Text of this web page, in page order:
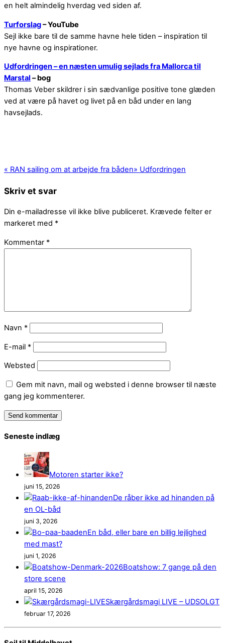
en helt almindelig hverdag ved siden af.
Turforslag– YouTube
Sejl ikke bare til de samme havne hele tiden – inspiration til
nye havne og inspirationer.
Udfordringen – en næsten umulig sejlads fra Mallorca til
Marstal – bog
Thomas Veber skildrer i sin sædvanlige positive tone glæden
ved at være på havet og livet på en båd under en lang
havsejlads.
« RAN sailing om at arbejde fra båden» Udfordringen
Skriv et svar
Din e-mailadresse vil ikke blive publiceret. Krævede felter er
markeret med *
Kommentar *
Navn *
E-mail *
Websted
Gem mit navn, mail og websted i denne browser til næste
gang jeg kommenterer.
Seneste indlæg
Motoren starter ikke?
juni 15, 2026
De råber ikke ad hinanden på
en OL-båd
juni 3, 2026
En båd, eller bare en billig lejlighed
med mast?
juni 1, 2026
Boatshow: 7 gange på den
store scene
april 15, 2026
Skærgårdsmagi LIVE – UDSOLGT
februar 17, 2026